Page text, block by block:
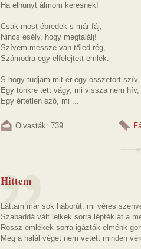
Ha elhunyt álmom keresnék!
Csak most ébredek s már fáj,
Nincs esély, hogy megtalálj!
Szívem messze van tőled rég,
Számodra egy elfelejtett emlék.
S hogy tudjam mit ér egy összetört szív,
Egy tönkre tett vágy, mi vissza nem hív,
Egy értetlen szó, mi ...
Olvasták: 739
Hittem
Láttam már sok háborút, mi véres
Szabaddá vált lelkek sorra lépték át a
Rossz emlékek sorra igázták elménk
Még a halál véget nem vetett minden